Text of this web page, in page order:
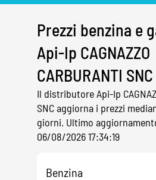
Prezzi benzina e
Api-Ip CAGNAZZO
CARBURANTI
Il distributore Api-Ip
SNC aggiorna i prezzi
giorni. Ultimo
06/08/2026 17:34:19
Benzina